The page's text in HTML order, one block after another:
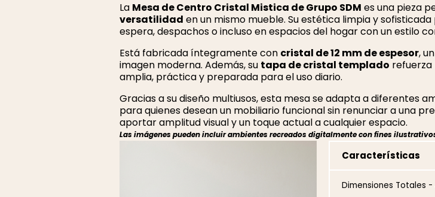
La Mesa de Centro Cristal Mistica de Grupo SDM es una pieza
versatilidad en un mismo mueble. Su estética limpia y
espera, despachos o incluso en espacios del hogar con un estilo
Está fabricada íntegramente con cristal de 12 mm de espesor,
imagen moderna. Además, su tapa de cristal templado refuerza
amplia, práctica y preparada para el uso diario.
Gracias a su diseño multiusos, esta mesa se adapta a diferentes
para quienes desean un mobiliario funcional sin renunciar a una
aportar amplitud visual y un toque actual a cualquier espacio.
Las imágenes pueden incluir ambientes recreados digitalmente con fines
Características
Dimensiones Totales